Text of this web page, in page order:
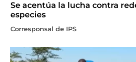
Se acentúa la lucha contra
especies
Corresponsal de IPS